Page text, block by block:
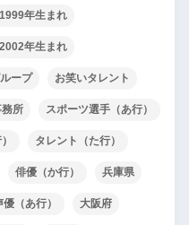
1999年生まれ
2002年生まれ
ープ お笑いタレント
所 スポーツ選手（あ行）
タレント（た行）
俳優（か行） 兵庫県
優（あ行） 大阪府